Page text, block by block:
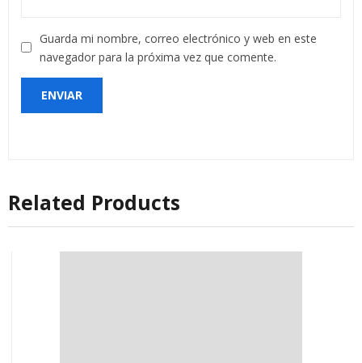
Guarda mi nombre, correo electrónico y web en este
navegador para la próxima vez que comente.
Related Products